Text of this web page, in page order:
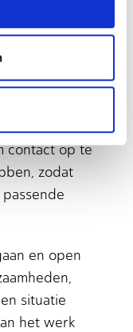
seizoen is
of februari
sollicitanten
rekenen
Wij
contact op te
zodat
en open
situatie
het werk